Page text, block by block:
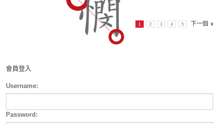
1 2 3 4 5 下一個
會員登入
Username:
Password: